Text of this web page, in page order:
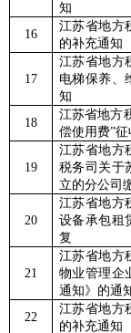
知
16
江苏省地方
的补充通知
17
江苏省地方
电梯保养、
知
18
江苏省地方
偿使用费”
19
江苏省地方
税务司关于
立的分公司
20
江苏省地方
设备承包租
复
21
江苏省地方
物业管理企
通知》的通
22
江苏省地方
的补充通知